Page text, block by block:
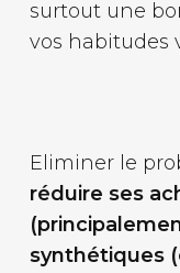
surtout une
vos habitudes
Eliminer le
réduire ses
synthétiques